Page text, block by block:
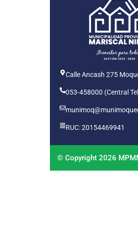
Calle Ancash 275
053-458000 (Central
RUC: 20154469941
© Copyright 2026